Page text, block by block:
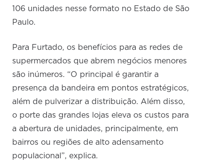
106 unidades nesse formato no Estado de São
Paulo.
Para Furtado, os benefícios para as redes de
supermercados que abrem negócios menores
são inúmeros. “O principal é garantir a
presença da bandeira em pontos estratégicos,
além de pulverizar a distribuição. Além disso,
o porte das grandes lojas eleva os custos para
a abertura de unidades, principalmente, em
bairros ou regiões de alto adensamento
populacional”, explica.